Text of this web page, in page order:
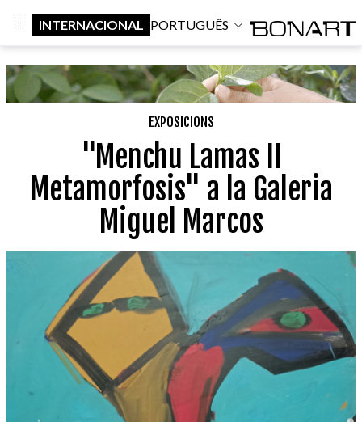
INTERNACIONAL PORTUGUÊS
EXPOSICIONS
"Menchu Lamas II
Metamorfosis" a la Galeria
Miguel Marcos